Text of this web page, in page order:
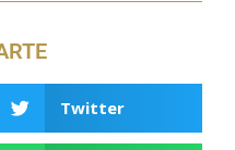
Twitter